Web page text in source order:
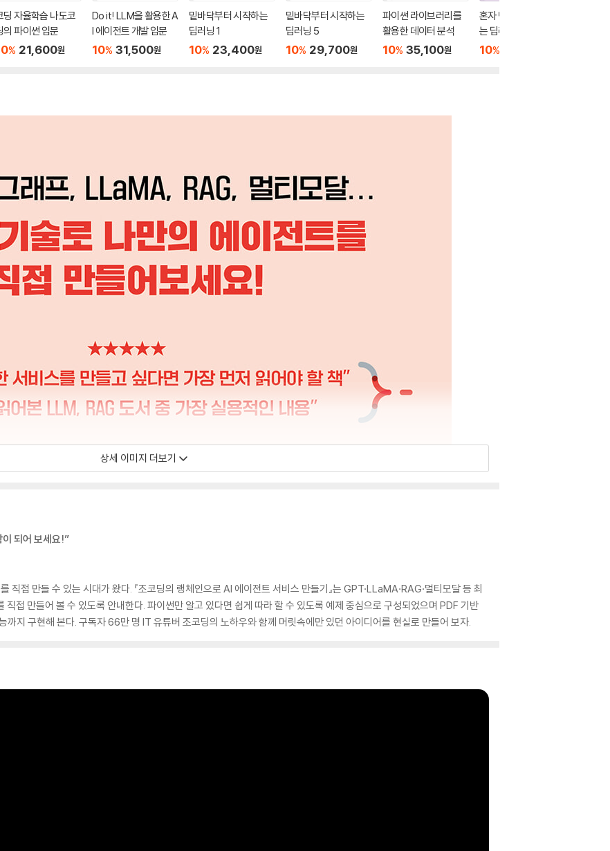
딩 자율학습 나도코
의 파이썬 입문
% 21,600원
Do it! LLM을 활용한 A
I 에이전트 개발 입문
10% 31,500원
밑바닥부터 시작하는
딥러닝 1
10% 23,400원
밑바닥부터 시작하는
딥러닝 5
10% 29,700원
파이썬 라이브러리를
활용한 데이터 분석
10% 35,100원
혼자 만들면서 공부하
는 딥러닝
10%
상세 이미지 더보기
되어 보세요!”
직접 만들 수 있는 시대가 왔다. 『조코딩의 랭체인으로 AI 에이전트 서비스 만들기』는 GPT·LLaMA·RAG·멀티모달 등 최
접 만들어 볼 수 있도록 안내한다. 파이썬만 알고 있다면 쉽게 따라 할 수 있도록 예제 중심으로 구성되었으며 PDF 기반
까지 구현해 본다. 구독자 66만 명 IT 유튜버 조코딩의 노하우와 함께 머릿속에만 있던 아이디어를 현실로 만들어 보자.